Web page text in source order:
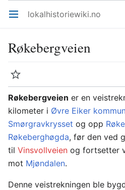
Åpne hovedmenyen lokalhistoriewiki.no
Røkebergveien
Overvåk
Røkebergveien er en
kilometer i Øvre Eiker
Smørgravkrysset og opp
Røkeberghøgda, før den ved
til Vinsvollveien og fortsetter
mot Mjøndalen.
Denne veistrekningen ble